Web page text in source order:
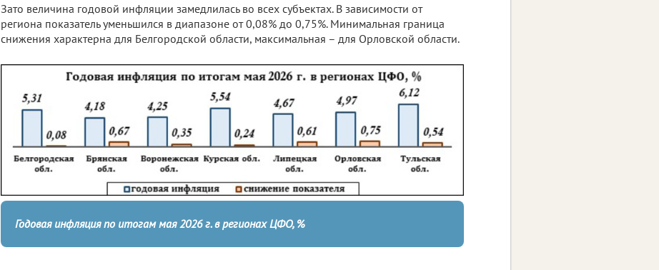
Зато величина годовой инфляции замедлилась во всех субъектах. В зависимости от
региона показатель уменьшился в диапазоне от 0,08% до 0,75%. Минимальная граница
снижения характерна для Белгородской области, максимальная – для Орловской области.
Годовая инфляция по итогам мая 2026 г. в регионах ЦФО, %